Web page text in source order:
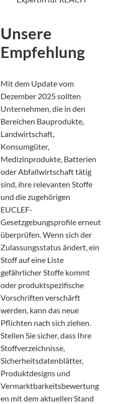
Unsere
Empfehlung
Mit dem Update vom
Dezember 2025 sollten
Unternehmen, die in den
Bereichen Bauprodukte,
Landwirtschaft,
Konsumgüter,
Medizinprodukte, Batterien
oder Abfallwirtschaft tätig
sind, ihre relevanten Stoffe
und die zugehörigen
EUCLEF-
Gesetzgebungsprofile erneut
überprüfen. Wenn sich der
Zulassungsstatus ändert, ein
Stoff auf eine Liste
gefährlicher Stoffe kommt
oder produkt­spezifische
Vorschriften verschärft
werden, kann das neue
Pflichten nach sich ziehen.
Stellen Sie sicher, dass Ihre
Stoffverzeichnisse,
Sicherheitsdatenblätter,
Produktdesigns und
Vermarktbarkeitsbewertung
en mit dem aktuellen Stand